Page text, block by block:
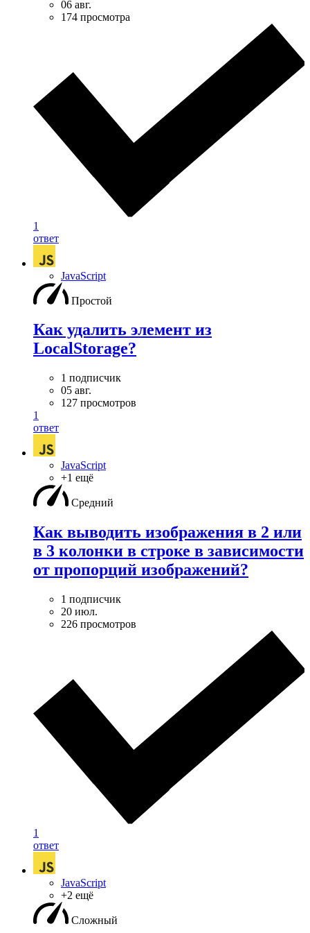
06 авг.
174 просмотра
1
ответ
JavaScript
Простой
Как удалить элемент из
LocalStorage?
1 подписчик
05 авг.
127 просмотров
1
ответ
JavaScript
+1 ещё
Средний
Как выводить изображения в 2 или
в 3 колонки в строке в зависимости
от пропорций изображений?
1 подписчик
20 июл.
226 просмотров
1
ответ
JavaScript
+2 ещё
Сложный